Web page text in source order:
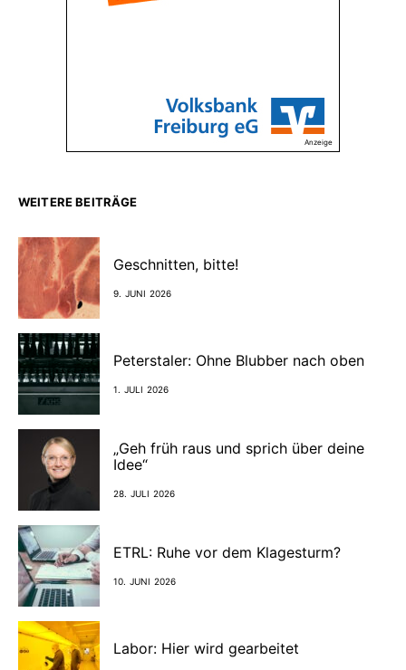
Anzeige
WEITERE BEITRÄGE
Geschnitten, bitte!
9. JUNI 2026
Peterstaler: Ohne Blubber nach oben
1. JULI 2026
„Geh früh raus und sprich über deine
Idee“
28. JULI 2026
ETRL: Ruhe vor dem Klagesturm?
10. JUNI 2026
Labor: Hier wird gearbeitet